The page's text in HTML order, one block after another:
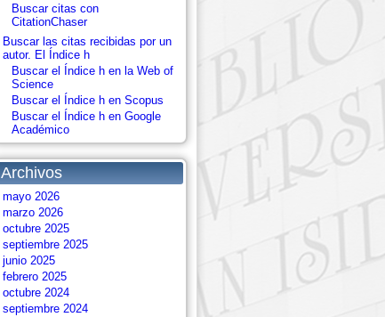
Buscar citas con
CitationChaser
Buscar las citas recibidas por un
autor. El Índice h
Buscar el Índice h en la Web of
Science
Buscar el Índice h en Scopus
Buscar el Índice h en Google
Académico
Archivos
mayo 2026
marzo 2026
octubre 2025
septiembre 2025
junio 2025
febrero 2025
octubre 2024
septiembre 2024